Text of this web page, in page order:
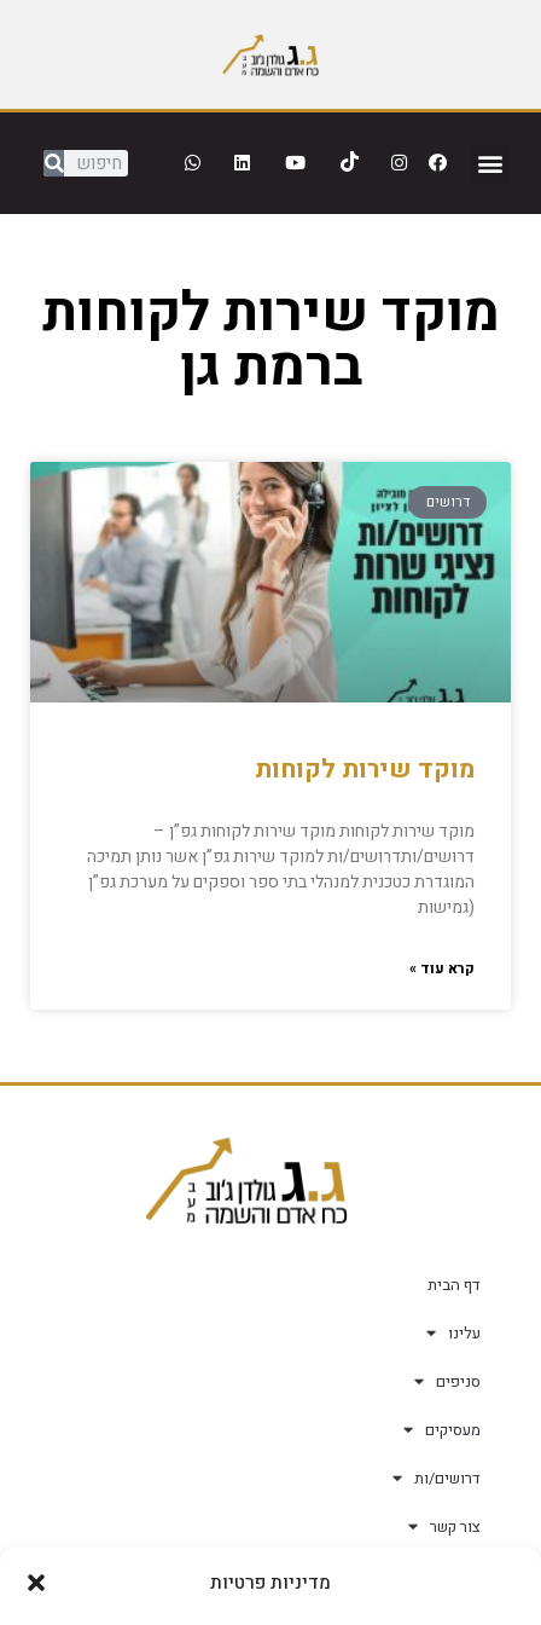
מדיניות פרטיות
מוקד שירות לקוחות
ברמת גן
דרושים
מוקד שירות לקוחות
מוקד שירות לקוחות מוקד שירות לקוחות גפ”ן –
דרושים/ותדרושים/ות למוקד שירות גפ”ן אשר נותן תמיכה
המוגדרת כטכנית למנהלי בתי ספר וספקים על מערכת גפ”ן
(גמישות
קרא עוד »
דף הבית
עלינו
סניפים
מעסיקים
דרושים/ות
צור קשר